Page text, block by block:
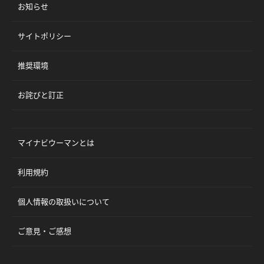
お知らせ
サイトポリシー
推奨環境
お詫びと訂正
マイナビウーマンとは
利用規約
個人情報の取扱いについて
ご意見・ご感想